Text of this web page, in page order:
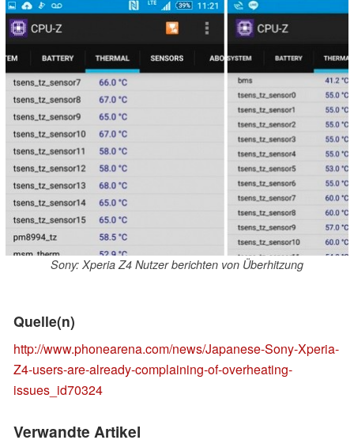
Sony: Xperia Z4 Nutzer berichten von Überhitzung
Quelle(n)
http://www.phonearena.com/news/Japanese-Sony-Xperia-
Z4-users-are-already-complaining-of-overheating-
issues_id70324
Verwandte Artikel